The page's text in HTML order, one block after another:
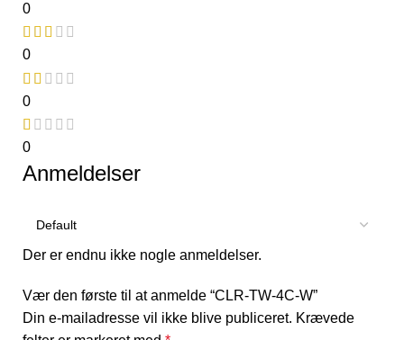
0
0
0
0
Anmeldelser
Der er endnu ikke nogle anmeldelser.
Vær den første til at anmelde “CLR-TW-4C-W”
Din e-mailadresse vil ikke blive publiceret. Krævede